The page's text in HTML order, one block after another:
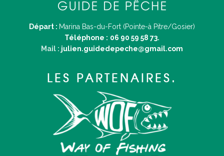
Départ : Marina Bas-du-Fort (Pointe-à Pitre/Gosier)
Téléphone : 06 90 59 58 73.
Mail : julien.guidedepeche@gmail.com
LES PARTENAIRES.